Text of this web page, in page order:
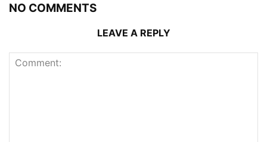
NO COMMENTS
LEAVE A REPLY